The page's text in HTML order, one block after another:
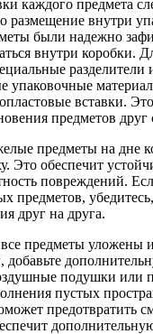
каждого предмета
размещение внутри
были надежно
внутри коробки.
разделители
упаковочные
вставки.
предметов друг
предметы на дне
Это обеспечит
повреждений.
предметов,
друг на друга.
предметы уложены и
добавьте
подушки или
пустых
предотвратить